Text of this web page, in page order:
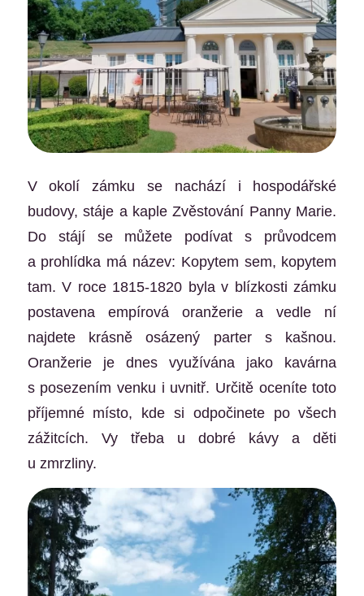
V okolí zámku se nachází i hospodářské
budovy, stáje a kaple Zvěstování Panny Marie.
Do stájí se můžete podívat s průvodcem
a prohlídka má název: Kopytem sem, kopytem
tam. V roce 1815-1820 byla v blízkosti zámku
postavena empírová oranžerie a vedle ní
najdete krásně osázený parter s kašnou.
Oranžerie je dnes využívána jako kavárna
s posezením venku i uvnitř. Určitě oceníte toto
příjemné místo, kde si odpočinete po všech
zážitcích. Vy třeba u dobré kávy a děti
u zmrzliny.